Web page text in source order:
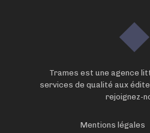
Trames est une agence
services de qualité aux
rejoignez-
Mentions légales